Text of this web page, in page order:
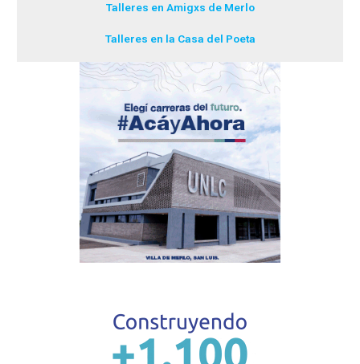
Talleres en Amigxs de Merlo
Talleres en la Casa del Poeta